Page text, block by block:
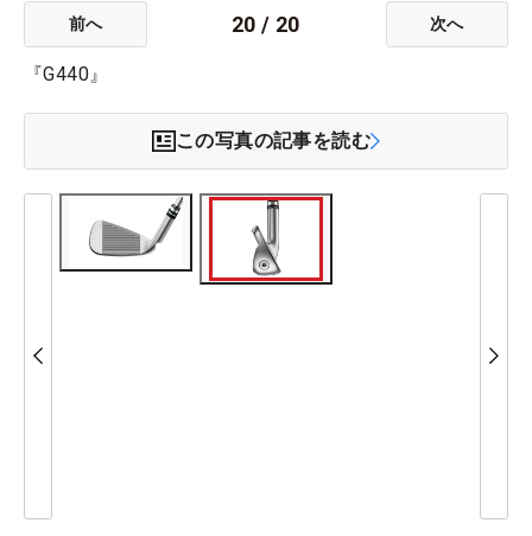
前へ 20 / 20 次へ
『G440』
この写真の記事を読む